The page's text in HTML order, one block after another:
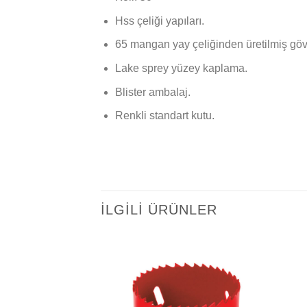
Hss çeliği yapıları.
65 mangan yay çeliğinden üretilmiş
Lake sprey yüzey kaplama.
Blister ambalaj.
Renkli standart kutu.
İLGILI ÜRÜNLER